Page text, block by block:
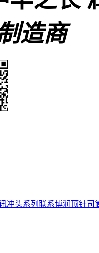
造商
冲头系列 联系博润 顶针司